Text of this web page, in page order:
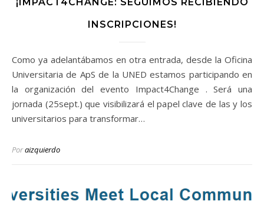
INSCRIPCIONES!
Como ya adelantábamos en otra entrada, desde la Oficina
Universitaria de ApS de la UNED estamos participando en
la organización del evento Impact4Change . Será una
jornada (25sept.) que visibilizará el papel clave de las y los
universitarios para transformar…
Poraizquierdo